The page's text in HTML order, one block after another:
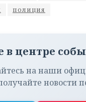
полиция
в центре
на наши
новости